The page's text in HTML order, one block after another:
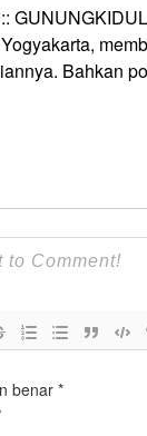
::
Bahkan
benar*